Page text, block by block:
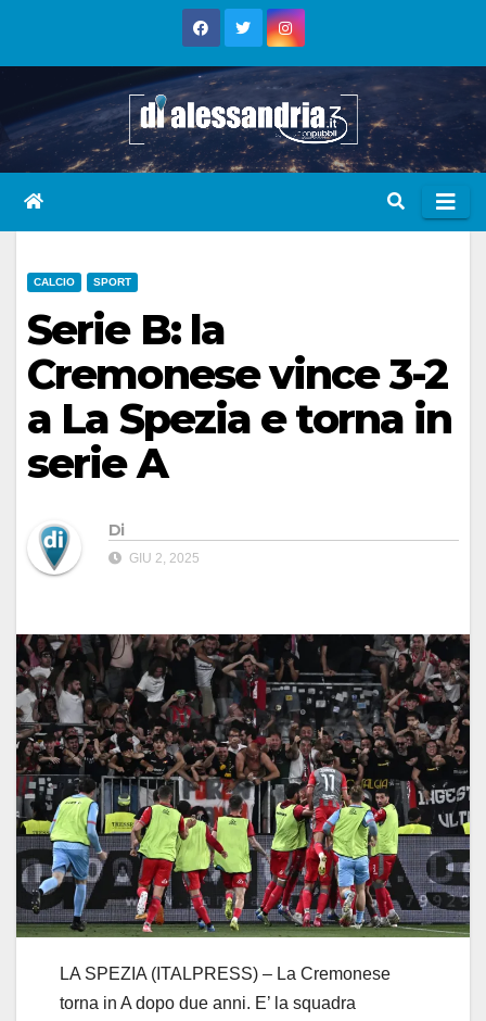
CALCIO SPORT
Serie B: la
Cremonese vince 3-2
a La Spezia e torna in
serie A
Di
GIU 2, 2025
LA SPEZIA (ITALPRESS) – La Cremonese
torna in A dopo due anni. E’ la squadra